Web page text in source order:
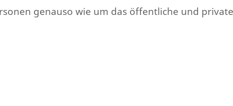
genauso wie um das öffentliche und